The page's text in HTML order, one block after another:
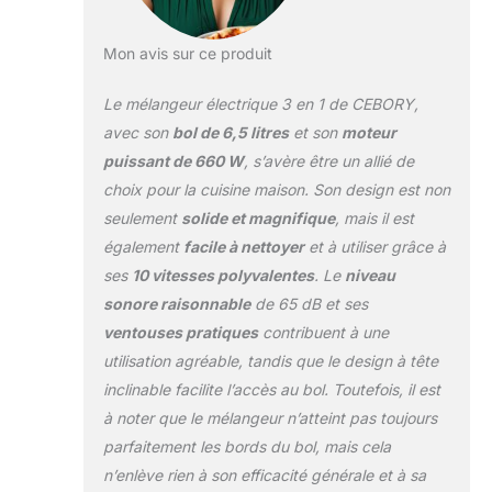
gaufres. Puissant et
d'un moteur de 660
mélangeur de pâte
constante et
robuste, abordant
même les pâtes les
plus dures et de
d'ingrédients avec
facilité,
économisant du
temps et de
l'énergie tout en
améliorant votre
expérience de
cuisine. Facile à
nettoyer et sans
tracas : le mixeur
Mon avis sur ce produit
Le mélangeur électrique 3 en 1 de CEBORY,
avec son bol de 6,5 litreset son moteur
puissant de 660 W, s’avère être un allié de
choix pour la cuisine maison. Son design est non
seulement solide et magnifique, mais il est
également facile à nettoyeret à utiliser grâce à
ses 10 vitesses polyvalentes. Le niveau
sonore raisonnablede 65 dB et ses
ventouses pratiquescontribuent à une
utilisation agréable, tandis que le design à tête
inclinable facilite l’accès au bol. Toutefois, il est
à noter que le mélangeur n’atteint pas toujours
parfaitement les bords du bol, mais cela
n’enlève rien à son efficacité générale et à sa